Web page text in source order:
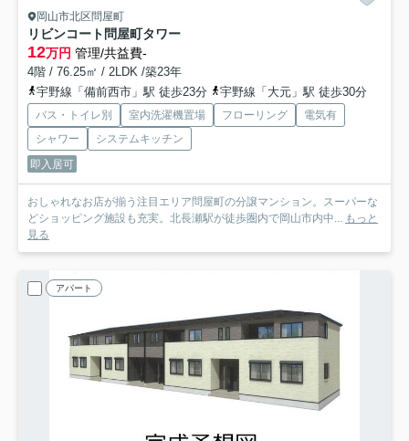
岡山市北区問屋町
リビンコート問屋町タワー
12万円 管理/共益費-
4階 / 76.25㎡ / 2LDK /築23年
宇野線「備前西市」駅 徒歩23分
宇野線「大元」駅 徒歩30分
バス・トイレ別 室内洗濯機置場 フローリング
電気有
シャワー
システムキッチン
即入居可
おしゃれなお店が揃う注目エリア問屋町の分譲マンション。スーパーな
どショッピング施設も充実。北長瀬駅が徒歩圏内で岡山市内中...
もっと
見る
アパート